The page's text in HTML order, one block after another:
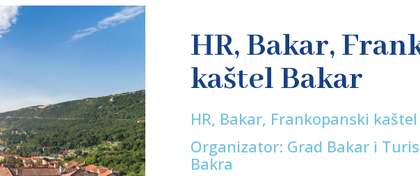
HR, Bakar,
kaštel Bakar
HR, Bakar, Frankopanski
Organizator: Grad Bakar i
Bakra